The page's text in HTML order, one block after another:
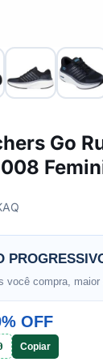
Go
você compra, maior
OFF
Copiar